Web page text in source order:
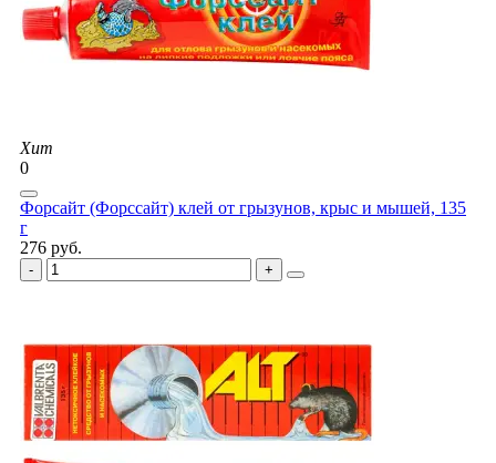
Хит
0
Форсайт (Форссайт) клей от грызунов, крыс и мышей, 135
г
276 руб.